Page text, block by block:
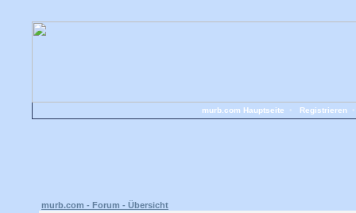
murb.com Hauptseite Registrieren
murb.com - Forum - Übersicht